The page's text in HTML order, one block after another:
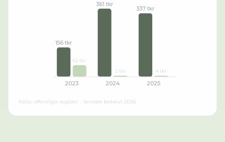
156 tkr
62 tkr
2023
361 tkr
2 tkr
2024
337 tkr
4 tkr
2025
Källa: offentliga register · Senaste bokslut 2026